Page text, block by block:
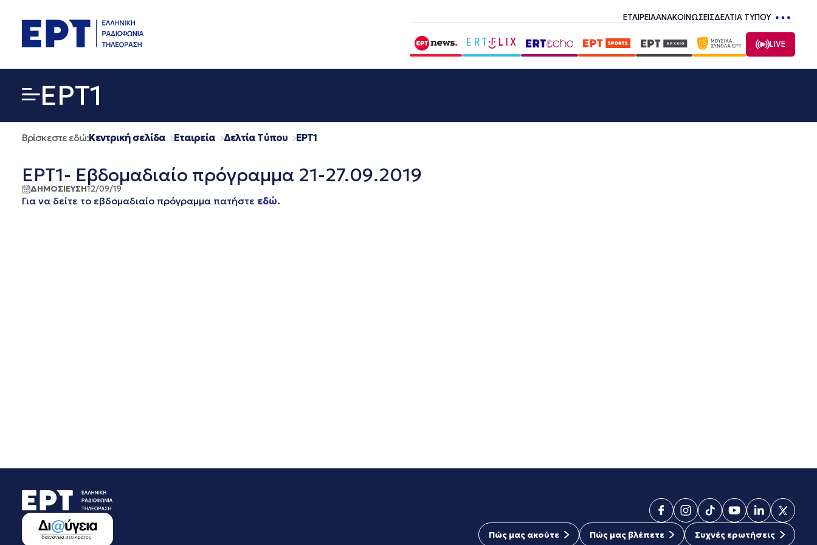
περιεχόμενο
ΕΤΑΙΡΕΙΑΑΝΑΚΟΙΝΩΣΕΙΣΔΕΛΤΙΑ ΤΥΠΟΥ
LIVE
EΡΤ1
Βρίσκεστε εδώ:Κεντρική σελίδα Εταιρεία Δελτία Τύπου EΡΤ1
ΕΡΤ1- Εβδομαδιαίο πρόγραμμα 21-27.09.2019
ΔΗΜΟΣΙΕΥΣΗ12/09/19
Για να δείτε το εβδομαδιαίο πρόγραμμα πατήστε εδώ.
Πώς μας ακούτε Πώς μας βλέπετε Συχνές ερωτήσεις